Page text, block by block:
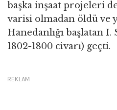
başka inşaat projeleri
varisi olmadan öldü ve
Hanedanlığı başlatan
1802-1800 civarı) geçti.
REKLAM